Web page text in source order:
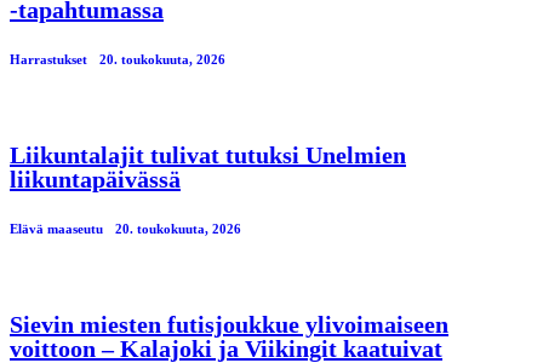
-tapahtumassa
Harrastukset 20. toukokuuta, 2026
Liikuntalajit tulivat tutuksi Unelmien
liikuntapäivässä
Elävä maaseutu 20. toukokuuta, 2026
Sievin miesten futisjoukkue ylivoimaiseen
voittoon – Kalajoki ja Viikingit kaatuivat